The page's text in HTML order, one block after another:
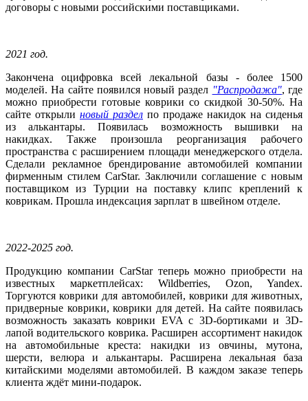
договоры с новыми российскими поставщиками.
2021 год.
Закончена оцифровка всей лекальной базы - более 1500
моделей. На сайте появился новый раздел "Распродажа", где
можно приобрести готовые коврики со скидкой 30-50%. На
сайте открыли новый раздел по продаже накидок на сиденья
из алькантары. Появилась возможность вышивки на
накидках. Также произошла реорганизация рабочего
пространства с расширением площади менеджерского отдела.
Сделали рекламное брендирование автомобилей компании
фирменным стилем CarStar. Заключили соглашение с новым
поставщиком из Турции на поставку клипс креплений к
коврикам. Прошла индексация зарплат в швейном отделе.
2022-2025 год.
Продукцию компании CarStar теперь можно приобрести на
известных маркетплейсах: Wildberries, Ozon, Yandex.
Торгуются коврики для автомобилей, коврики для животных,
придверные коврики, коврики для детей. На сайте появилась
возможность заказать коврики EVA с 3D-бортиками и 3D-
лапой водительского коврика. Расширен ассортимент накидок
на автомобильные креста: накидки из овчины, мутона,
шерсти, велюра и алькантары. Расширена лекальная база
китайскими моделями автомобилей. В каждом заказе теперь
клиента ждёт мини-подарок.